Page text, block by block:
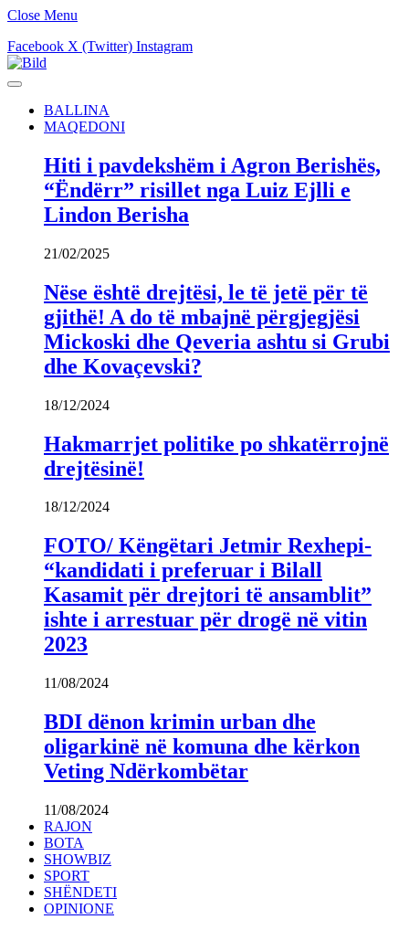
Close Menu
Facebook X (Twitter) Instagram
BALLINA
MAQEDONI
Hiti i pavdekshëm i Agron Berishës,
“Ëndërr” risillet nga Luiz Ejlli e
Lindon Berisha
21/02/2025
Nëse është drejtësi, le të jetë për të
gjithë! A do të mbajnë përgjegjësi
Mickoski dhe Qeveria ashtu si Grubi
dhe Kovaçevski?
18/12/2024
Hakmarrjet politike po shkatërrojnë
drejtësinë!
18/12/2024
FOTO/ Këngëtari Jetmir Rexhepi-
“kandidati i preferuar i Bilall
Kasamit për drejtori të ansamblit”
ishte i arrestuar për drogë në vitin
2023
11/08/2024
BDI dënon krimin urban dhe
oligarkinë në komuna dhe kërkon
Veting Ndërkombëtar
11/08/2024
RAJON
BOTA
SHOWBIZ
SPORT
SHËNDETI
OPINIONE